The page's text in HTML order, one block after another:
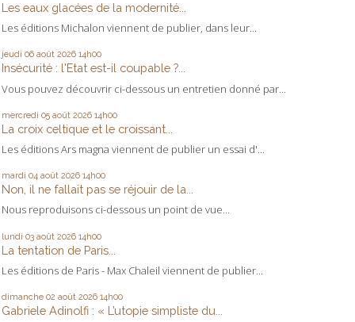
Les eaux glacées de la modernité...
Les éditions Michalon viennent de publier, dans leur...
jeudi 06 août 2026 14h00
Insécurité : l'Etat est-il coupable ?...
Vous pouvez découvrir ci-dessous un entretien donné par...
mercredi 05 août 2026 14h00
La croix celtique et le croissant...
Les éditions Ars magna viennent de publier un essai d'...
mardi 04 août 2026 14h00
Non, il ne fallait pas se réjouir de la...
Nous reproduisons ci-dessous un point de vue...
lundi 03 août 2026 14h00
La tentation de Paris...
Les éditions de Paris - Max Chaleil viennent de publier...
dimanche 02 août 2026 14h00
Gabriele Adinolfi : « L’utopie simpliste du...